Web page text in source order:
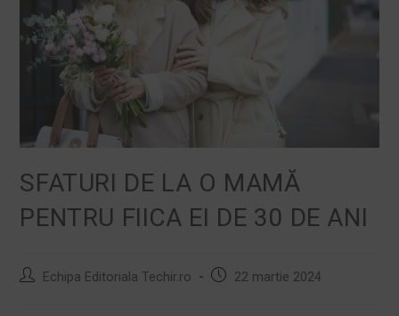
SFATURI DE LA O MAMĂ
PENTRU FIICA EI DE 30 DE ANI
Echipa Editoriala Techir.ro 22 martie 2024